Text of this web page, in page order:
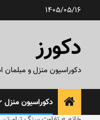
1405/05/16
دکورز
دکوراسیون منزل و مبلمان
دکوراسیون منزل